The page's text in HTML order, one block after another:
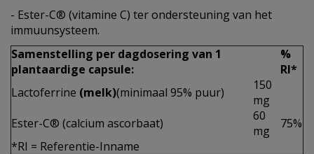
- Ester-C® (vitamine C) ter ondersteuning van het
immuunsysteem.
Samenstelling per dagdosering van 1
plantaardige capsule:
%
RI*
Lactoferrine (melk)(minimaal 95% puur)
150
mg
Ester-C® (calcium ascorbaat)
60
mg
75%
*RI = Referentie-Inname